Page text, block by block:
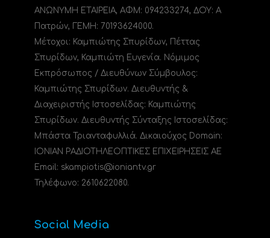
ΑΝΩΝΥΜΗ ΕΤΑΙΡΕΙΑ, ΑΦΜ: 094233274, ΔΟΥ: A
Πατρών, ΓΕΜΗ: 70193624000.
Μέτοχοι: Καμπιώτης Σπυρίδων, Πέττας
Σπυρίδων, Καμπιώτη Ευγενία. Νόμιμος
Εκπρόσωπος / Διευθύνων Σύμβουλος:
Καμπιώτης Σπυρίδων. Διευθυντής &
Διαχειριστής Ιστοσελίδας: Καμπιώτης
Σπυρίδων. Διευθυντής Σύνταξης Ιστοσελίδας:
Μπάστα Τριανταφυλλιά. Δικαιούχος Domain:
ΙΟΝΙΑΝ ΡΑΔΙΟΤΗΛΕΟΠΤΙΚΕΣ ΕΠΙΧΕΙΡΗΣΕΙΣ ΑΕ
Email: skampiotis@ioniantv.gr
Τηλέφωνο: 2610622080.
Social Media